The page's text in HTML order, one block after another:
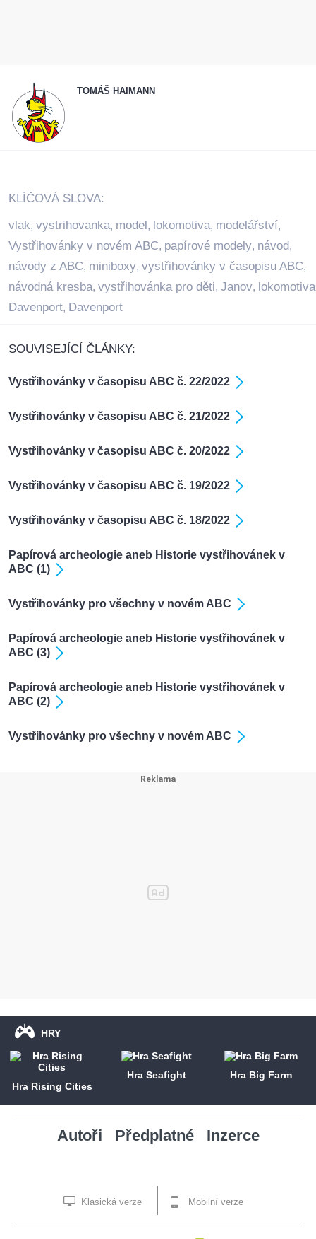
TOMÁŠ HAIMANN
KLÍČOVÁ SLOVA:
vlak, vystrihovanka, model, lokomotiva, modelářství,
Vystřihovánky v novém ABC, papírové modely, návod,
návody z ABC, miniboxy, vystřihovánky v časopisu ABC,
návodná kresba, vystřihovánka pro děti, Janov, lokomotiva
Davenport, Davenport
SOUVISEJÍCÍ ČLÁNKY:
Vystřihovánky v časopisu ABC č. 22/2022
Vystřihovánky v časopisu ABC č. 21/2022
Vystřihovánky v časopisu ABC č. 20/2022
Vystřihovánky v časopisu ABC č. 19/2022
Vystřihovánky v časopisu ABC č. 18/2022
Papírová archeologie aneb Historie vystřihovánek v
ABC (1)
Vystřihovánky pro všechny v novém ABC
Papírová archeologie aneb Historie vystřihovánek v
ABC (3)
Papírová archeologie aneb Historie vystřihovánek v
ABC (2)
Vystřihovánky pro všechny v novém ABC
HRY
Hra Rising Cities
Hra Seafight Hra Big Farm
Autoři Předplatné Inzerce
Klasická verze Mobilní verze